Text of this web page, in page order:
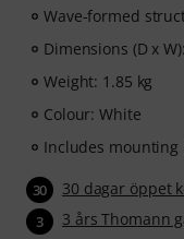
Wave-formed
Dimensions (D x
Weight: 1.85 kg
Colour: White
Includes mounting
30 30 dagar öppet
3 3 års Thomann